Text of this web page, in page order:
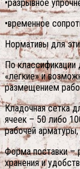
•разрывное
•временное
Нормативы для
По классификации
«легкие» и
размещением
Кладочная сетка
ячеек – 50 либо
рабочей
Форма поставки –
хранения и